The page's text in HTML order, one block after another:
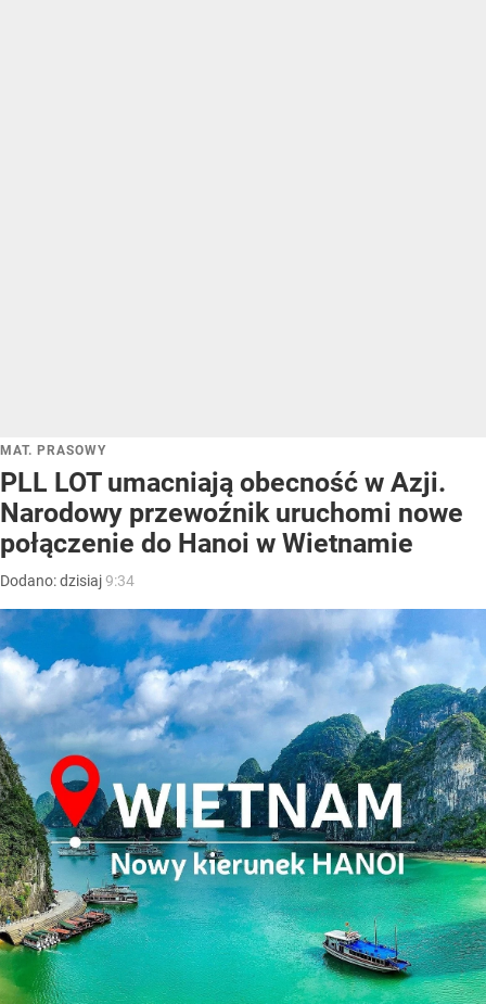
MAT. PRASOWY
PLL LOT umacniają obecność w Azji.
Narodowy przewoźnik uruchomi nowe
połączenie do Hanoi w Wietnamie
Dodano:dzisiaj9:34